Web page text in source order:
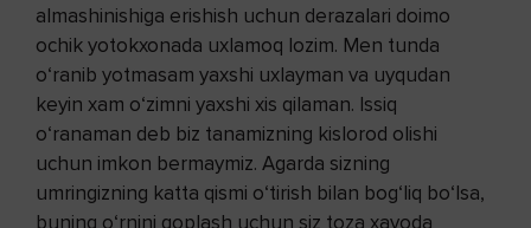
almashinishiga erishish uchun derazalari doimo
ochik yotokxonada uxlamoq lozim. Men tunda
o‘ranib yotmasam yaxshi uxlayman va uyqudan
keyin xam o‘zimni yaxshi xis qilaman. Issiq
o‘ranaman deb biz tanamizning kislorod olishi
uchun imkon bermaymiz. Agarda sizning
umringizning katta qismi o‘tirish bilan bog‘liq bo‘lsa,
buning o‘rnini qoplash uchun siz toza xavoda